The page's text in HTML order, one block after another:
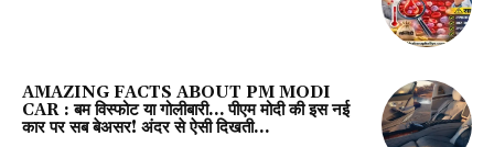
AMAZING FACTS ABOUT PM MODI
CAR : बम विस्फोट या गोलीबारी… पीएम मोदी की इस नई
कार पर सब बेअसर! अंदर से ऐसी दिखती...